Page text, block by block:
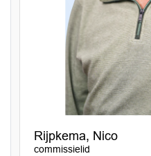
Rijpkema, Nico
commissielid